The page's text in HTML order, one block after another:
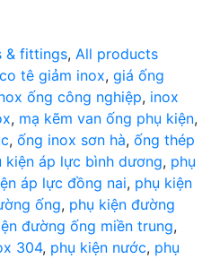
& fittings, All products
co tê giảm inox, giá ống
ống công nghiệp, inox
, mạ kẽm van ống phụ kiện,
, ống inox sơn hà, ống thép
kiện áp lực bình dương, phụ
áp lực đồng nai, phụ kiện
ống, phụ kiện đường
đường ống miền trung,
304, phụ kiện nước, phụ